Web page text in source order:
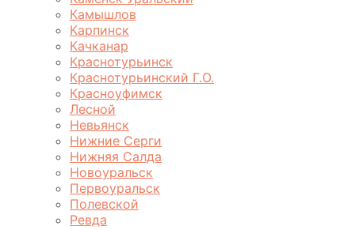
Камышлов
Карпинск
Качканар
Краснотурьинск
Краснотурьинский Г.О.
Красноуфимск
Лесной
Невьянск
Нижние Серги
Нижняя Салда
Новоуральск
Первоуральск
Полевской
Ревда